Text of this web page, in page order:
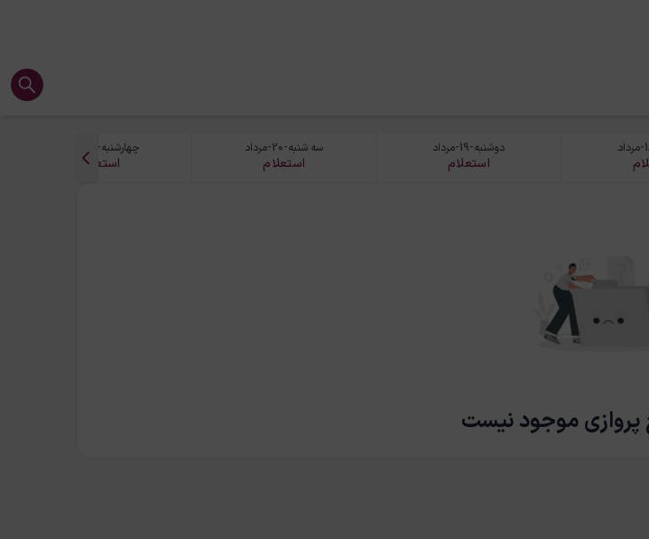
دوشنبه-19-مرداد
استعلام
سه شنبه-20-مرداد
استعلام
چهارشنبه-21-مرداد
استعلام
پروازی موجود نیست